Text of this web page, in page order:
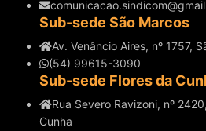
Sub-sede São Marcos
Av. Venâncio Aires, nº 1757,
(54) 99615-3090
Sub-sede Flores da
Rua Severo Ravizoni, nº
Cunha